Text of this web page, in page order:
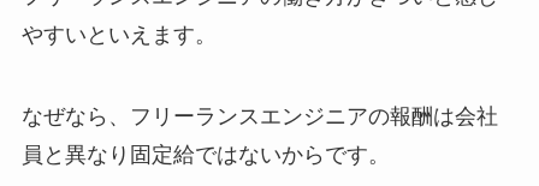
やすいといえます。
なぜなら、フリーランスエンジニアの報酬は会社
員と異なり固定給ではないからです。